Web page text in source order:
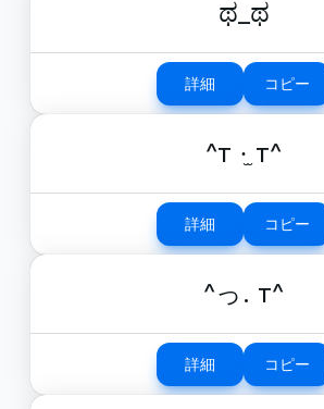
ಥ_ಥ
詳細 コピー
^т ·̫ т^
詳細 コピー
^っ. т^
詳細 コピー